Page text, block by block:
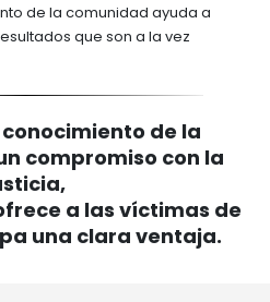
de la comunidad ayuda a
que son a la vez
de la
compromiso con la
a las víctimas de
una clara ventaja.